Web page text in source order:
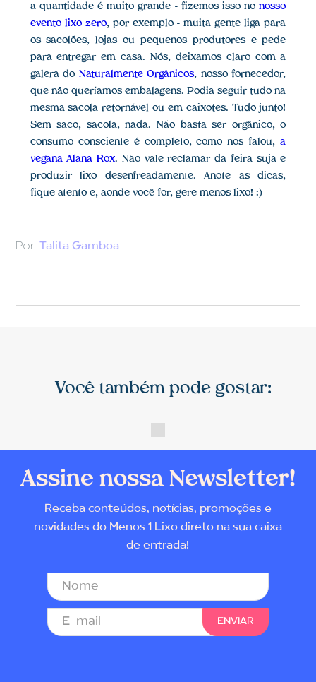
a quantidade é muito grande - fizemos isso nonosso
evento lixo zero, por exemplo - muita gente liga para
os sacolões, lojas ou pequenos produtores e pede
para entregar em casa. Nós, deixamos claro com a
galera do Naturalmente Orgânicos, nosso fornecedor,
que não queríamos embalagens. Podia seguir tudo na
mesma sacola retornável ou em caixotes. Tudo junto!
Sem saco, sacola, nada. Não basta ser orgânico, o
consumo consciente é completo, como nos falou,a
vegana Alana Rox. Não vale reclamar da feira suja e
produzir lixo desenfreadamente. Anote as dicas,
fique atento e, aonde você for, gere menos lixo! :)
Talita Gamboa
Por:
Você também pode gostar:
Assine nossa Newsletter!
Receba conteúdos, notícias, promoções e
novidades do Menos 1 Lixo direto na sua caixa
de entrada!